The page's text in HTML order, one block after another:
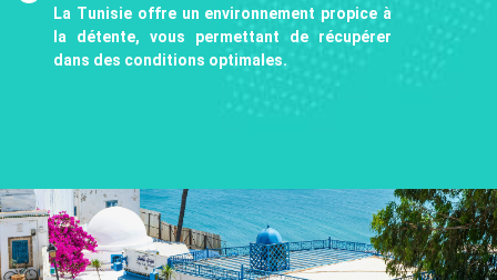
La Tunisie offre un environnement propice à
la détente, vous permettant de récupérer
dans des conditions optimales.